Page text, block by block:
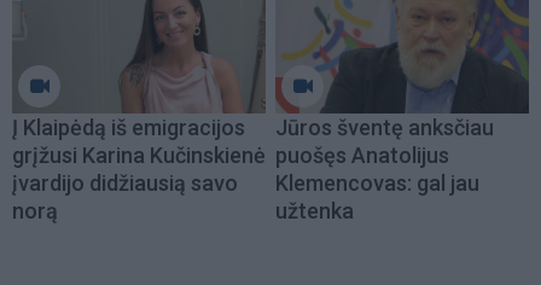
Į Klaipėdą iš emigracijos
grįžusi Karina Kučinskienė
įvardijo didžiausią savo
norą
Jūros šventę anksčiau
puošęs Anatolijus
Klemencovas: gal jau
užtenka